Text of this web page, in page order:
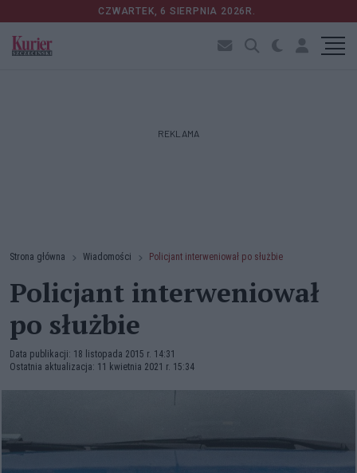
CZWARTEK, 6 SIERPNIA 2026R.
REKLAMA
Strona główna Wiadomości Policjant interweniował po służbie
Policjant interweniował
po służbie
Data publikacji: 18 listopada 2015 r. 14:31
Ostatnia aktualizacja: 11 kwietnia 2021 r. 15:34